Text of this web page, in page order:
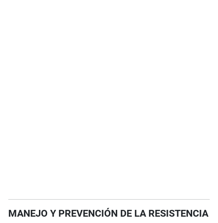
MANEJO Y PREVENCIÓN DE LA RESISTENCIA